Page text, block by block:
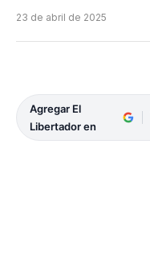
23 de abril de 2025
Agregar El
Libertador en